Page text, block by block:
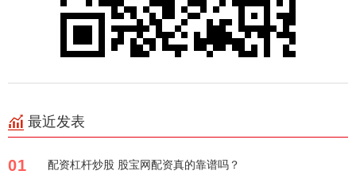
最近发表
01 配资杠杆炒股 股宝网配资真的靠谱吗？